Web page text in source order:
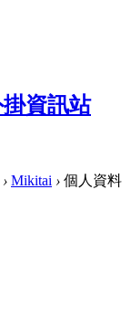
› Mikitai › 個人資料